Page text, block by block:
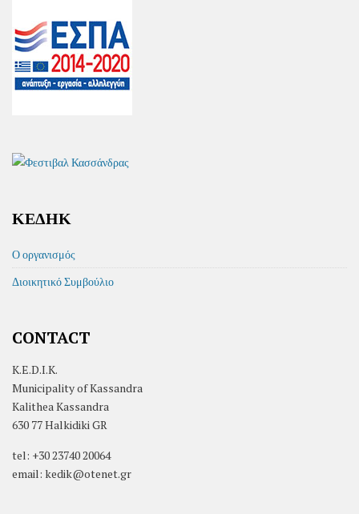
ΚΕΔΗΚ
Ο οργανισμός
Διοικητικό Συμβούλιο
CONTACT
K.E.D.I.K.
Municipality of Kassandra
Kalithea Kassandra
630 77 Halkidiki GR
tel: +30 23740 20064
email: kedik@otenet.gr